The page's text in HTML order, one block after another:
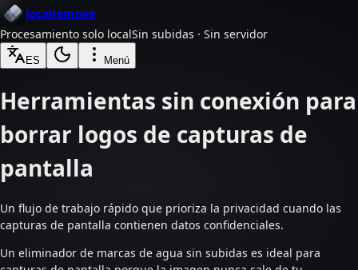
localremove
Procesamiento solo localSin subidas · Sin servidor
ES Menú
Herramientas sin conexión para
borrar logos de capturas de
pantalla
Un flujo de trabajo rápido que prioriza la privacidad cuando las
capturas de pantalla contienen datos confidenciales.
Un eliminador de marcas de agua sin subidas es ideal para